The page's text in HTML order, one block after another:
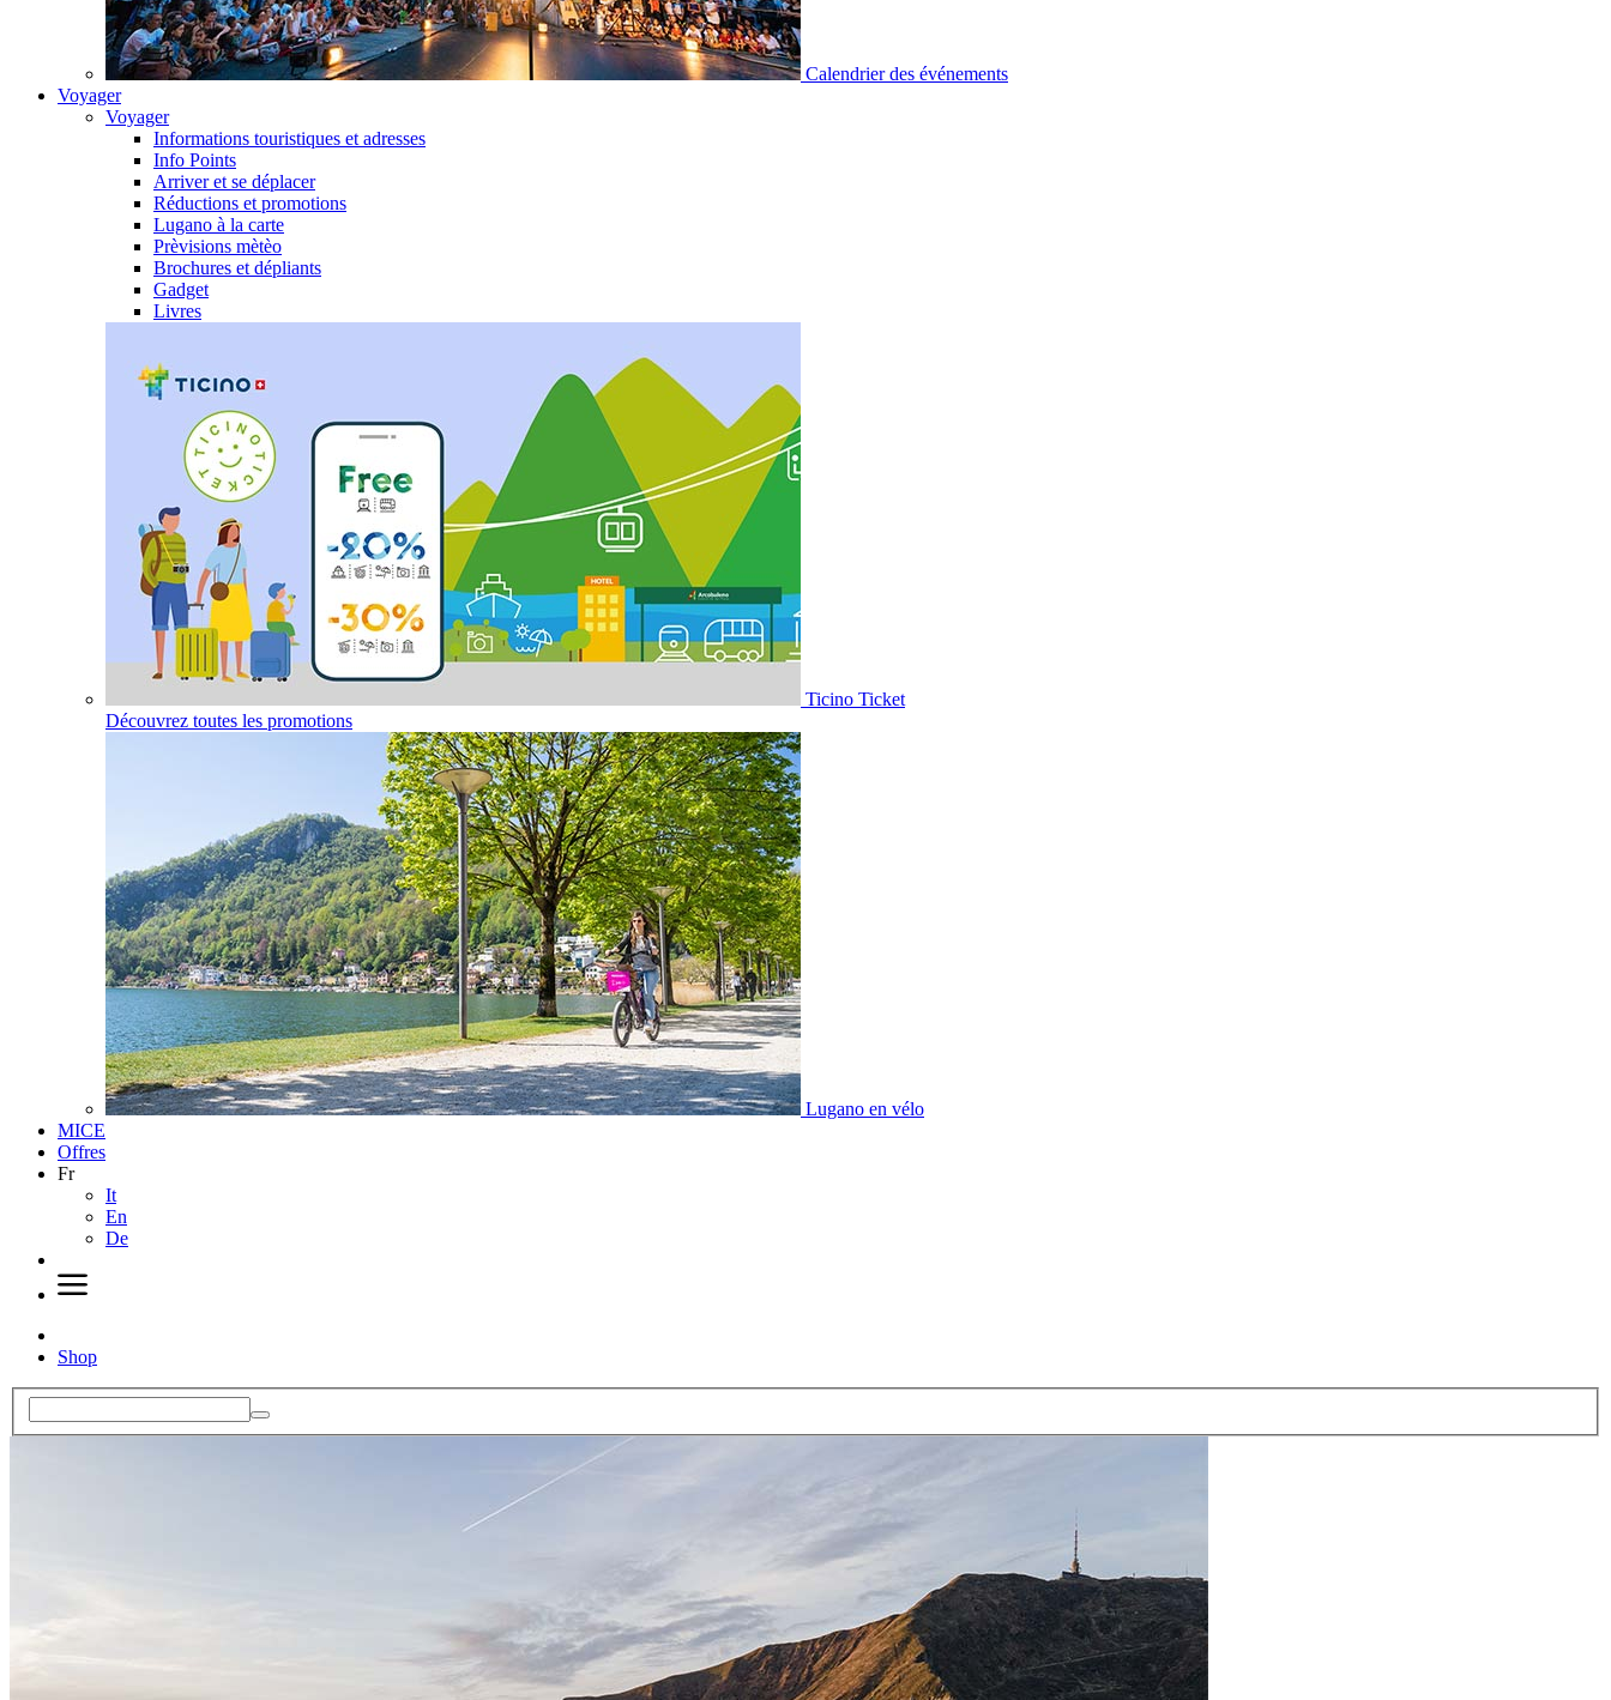
Calendrier des événements
Voyager
Voyager
Informations touristiques et adresses
Info Points
Arriver et se déplacer
Réductions et promotions
Lugano à la carte
Prèvisions mètèo
Brochures et dépliants
Gadget
Livres
Ticino Ticket
Découvrez toutes les promotions
Lugano en vélo
MICE
Offres
Fr
It
En
De
Shop